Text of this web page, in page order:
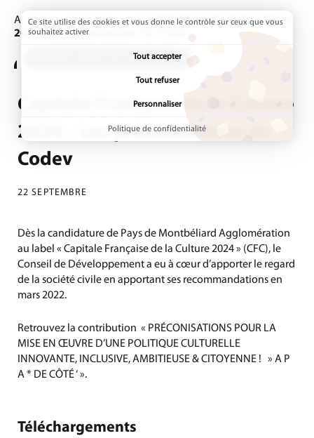
Accueil Actualités Page active :
Capitale Française de la Culture
2024 – Les préconisations du Codev
ADDTOANY (SHARE) EST DÉSACTIVÉ.
Capitale Française de la Culture
2024 – Les préconisations du
Codev
22 SEPTEMBRE
Dès la candidature de Pays de Montbéliard Agglomération
au label « Capitale Française de la Culture 2024 » (CFC), le
Conseil de Développement a eu à cœur d’apporter le regard
de la société civile en apportant ses recommandations en
mars 2022.
Retrouvez la contribution « PRÉCONISATIONS POUR LA
MISE EN ŒUVRE D’UNE POLITIQUE CULTURELLE
INNOVANTE, INCLUSIVE, AMBITIEUSE & CITOYENNE ! » A P
A * DE CÔTÉ ‘ ».
Téléchargements
Ce site utilise des cookies et vous donne le contrôle sur ceux que vous
souhaitez activer
Tout accepter
Tout refuser
Personnaliser
Politique de confidentialité